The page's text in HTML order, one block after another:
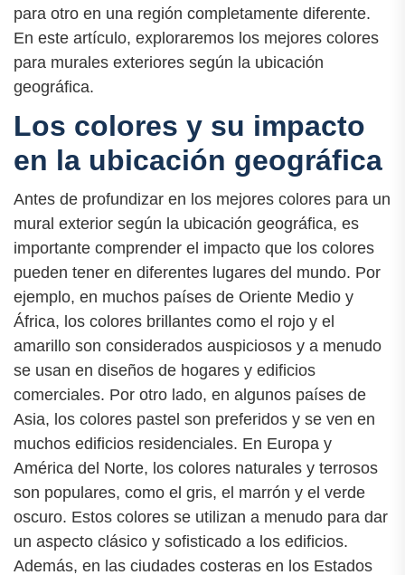
para otro en una región completamente diferente.
En este artículo, exploraremos los mejores colores
para murales exteriores según la ubicación
geográfica.
Los colores y su impacto
en la ubicación geográfica
Antes de profundizar en los mejores colores para un
mural exterior según la ubicación geográfica, es
importante comprender el impacto que los colores
pueden tener en diferentes lugares del mundo. Por
ejemplo, en muchos países de Oriente Medio y
África, los colores brillantes como el rojo y el
amarillo son considerados auspiciosos y a menudo
se usan en diseños de hogares y edificios
comerciales. Por otro lado, en algunos países de
Asia, los colores pastel son preferidos y se ven en
muchos edificios residenciales. En Europa y
América del Norte, los colores naturales y terrosos
son populares, como el gris, el marrón y el verde
oscuro. Estos colores se utilizan a menudo para dar
un aspecto clásico y sofisticado a los edificios.
Además, en las ciudades costeras en los Estados